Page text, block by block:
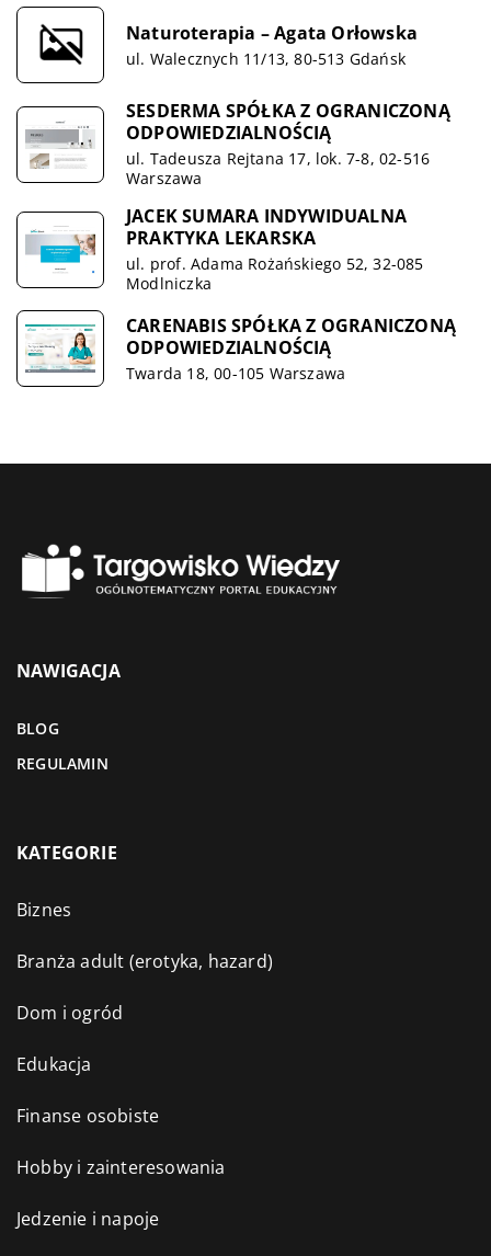
Naturoterapia – Agata Orłowska
ul. Walecznych 11/13, 80-513 Gdańsk
SESDERMA SPÓŁKA Z OGRANICZONĄ
ODPOWIEDZIALNOŚCIĄ
ul. Tadeusza Rejtana 17, lok. 7-8, 02-516
Warszawa
JACEK SUMARA INDYWIDUALNA
PRAKTYKA LEKARSKA
ul. prof. Adama Rożańskiego 52, 32-085
Modlniczka
CARENABIS SPÓŁKA Z OGRANICZONĄ
ODPOWIEDZIALNOŚCIĄ
Twarda 18, 00-105 Warszawa
NAWIGACJA
BLOG
REGULAMIN
KATEGORIE
Biznes
Branża adult (erotyka, hazard)
Dom i ogród
Edukacja
Finanse osobiste
Hobby i zainteresowania
Jedzenie i napoje